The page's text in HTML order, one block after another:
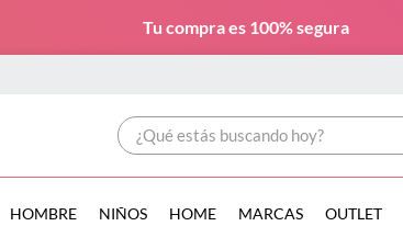
Tu compra es 100% segura
¿Qué estás buscando hoy?
HOMBRE NIÑOS HOME MARCAS OUTLET